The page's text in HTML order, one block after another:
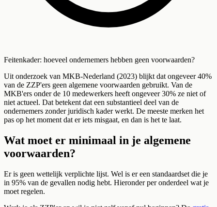
Feitenkader: hoeveel ondernemers hebben geen voorwaarden?
Uit onderzoek van MKB-Nederland (2023) blijkt dat ongeveer 40%
van de ZZP'ers geen algemene voorwaarden gebruikt. Van de
MKB'ers onder de 10 medewerkers heeft ongeveer 30% ze niet of
niet actueel. Dat betekent dat een substantieel deel van de
ondernemers zonder juridisch kader werkt. De meeste merken het
pas op het moment dat er iets misgaat, en dan is het te laat.
Wat moet er minimaal in je algemene
voorwaarden?
Er is geen wettelijk verplichte lijst. Wel is er een standaardset die je
in 95% van de gevallen nodig hebt. Hieronder per onderdeel wat je
moet regelen.